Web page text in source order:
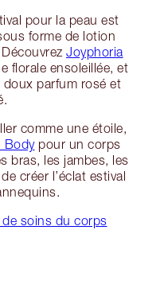
pour la peau est
forme de lotion
Joyphoria
florale ensoleillée, et
parfum rosé et
comme une étoile,
Bodypour un corps
bras, les jambes, les
créer l’éclat estival
soins du corps